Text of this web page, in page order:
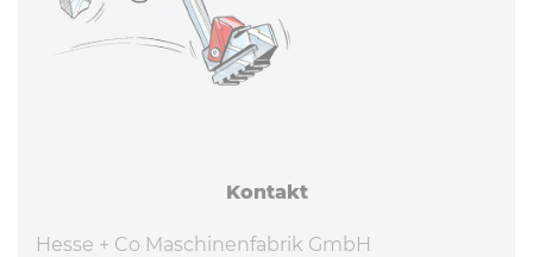
Kontakt
Hesse + Co Maschinenfabrik GmbH